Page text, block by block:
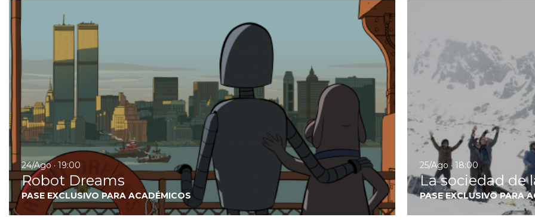
24/Ago · 19:00
Robot Dreams
PASE EXCLUSIVO PARA ACADÉMICOS
25/Ago · 18:00
La sociedad de
PASE EXCLUSIVO PARA